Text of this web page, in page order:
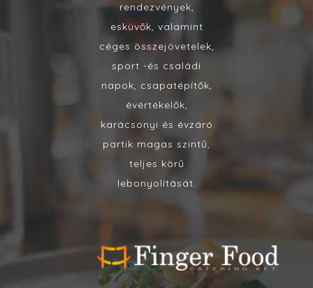
rendezvények,
esküvők, valamint
céges összejövetelek,
sport -és családi
napok, csapatépítők,
évértékelők,
karácsonyi és évzáró
partik magas szintű,
teljes körű
lebonyolítását.